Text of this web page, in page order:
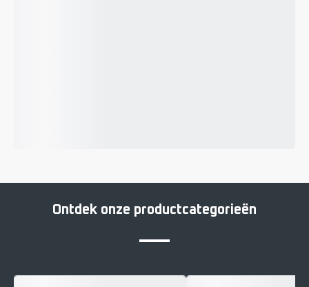
Ontdek onze productcategorieën